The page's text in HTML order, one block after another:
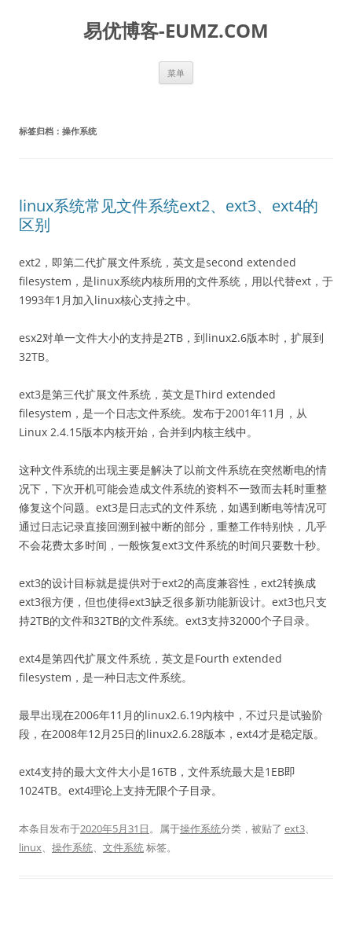
易优博客-EUMZ.COM
菜单
标签归档： 操作系统
linux系统常见文件系统ext2、ext3、ext4的
区别
ext2，即第二代扩展文件系统，英文是second extended
filesystem，是linux系统内核所用的文件系统，用以代替ext，于
1993年1月加入linux核心支持之中。
esx2对单一文件大小的支持是2TB，到linux2.6版本时，扩展到
32TB。
ext3是第三代扩展文件系统，英文是Third extended
filesystem，是一个日志文件系统。发布于2001年11月，从
Linux 2.4.15版本内核开始，合并到内核主线中。
这种文件系统的出现主要是解决了以前文件系统在突然断电的情
况下，下次开机可能会造成文件系统的资料不一致而去耗时重整
修复这个问题。ext3是日志式的文件系统，如遇到断电等情况可
通过日志记录直接回溯到被中断的部分，重整工作特别快，几乎
不会花费太多时间，一般恢复ext3文件系统的时间只要数十秒。
ext3的设计目标就是提供对于ext2的高度兼容性，ext2转换成
ext3很方便，但也使得ext3缺乏很多新功能新设计。ext3也只支
持2TB的文件和32TB的文件系统。ext3支持32000个子目录。
ext4是第四代扩展文件系统，英文是Fourth extended
filesystem，是一种日志文件系统。
最早出现在2006年11月的linux2.6.19内核中，不过只是试验阶
段，在2008年12月25日的linux2.6.28版本，ext4才是稳定版。
ext4支持的最大文件大小是16TB，文件系统最大是1EB即
1024TB。ext4理论上支持无限个子目录。
本条目发布于2020年5月31日。属于操作系统分类，被贴了 ext3、
linux、 操作系统、 文件系统标签。